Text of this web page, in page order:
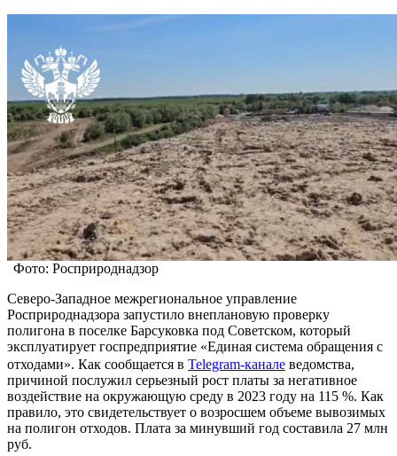
Фото: Росприроднадзор
Северо-Западное межрегиональное управление
Росприроднадзора запустило внеплановую проверку
полигона в поселке Барсуковка под Советском, который
эксплуатирует госпредприятие «Единая система обращения с
отходами». Как сообщается в Telegram-канале ведомства,
причиной послужил серьезный рост платы за негативное
воздействие на окружающую среду в 2023 году на 115 %. Как
правило, это свидетельствует о возросшем объеме вывозимых
на полигон отходов. Плата за минувший год составила 27 млн
руб.